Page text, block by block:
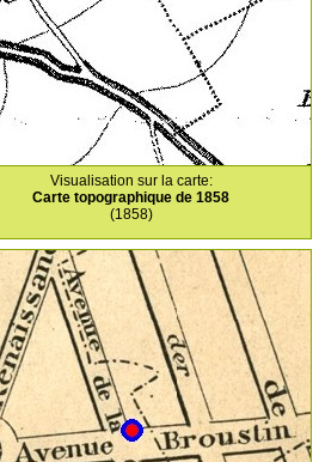
Visualisation sur la carte:
Carte topographique de 1858
(1858)